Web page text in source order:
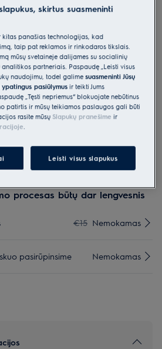
kad padidintumėte mastelį
anglinis filtras
procesas būtų dar lengvesnis
€15 Nemokamas
pasirūpinsime Nemokamas
skirtus suasmeninti
kitas panašias technologijas, kad
taip pat reklamos ir rinkodaros tikslais.
mūsų svetainėje dalijamės su socialinių
partneriais. Paspaudę „Leisti visus
naudojimu, todėl galimesuasmeninti Jūsų
ypatingus pasiūlymus ir teikti Jums
„Tęsti nepriėmus“ blokuojate nebūtinus
patirtis ir mūsų teikiamos paslaugos gali būti
rasite mūsų Slapukų pranešime ir
.
Leisti visus slapukus